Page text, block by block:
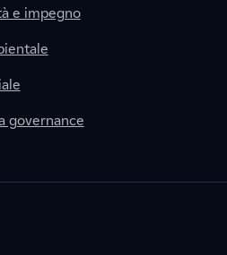
e impegno
governance